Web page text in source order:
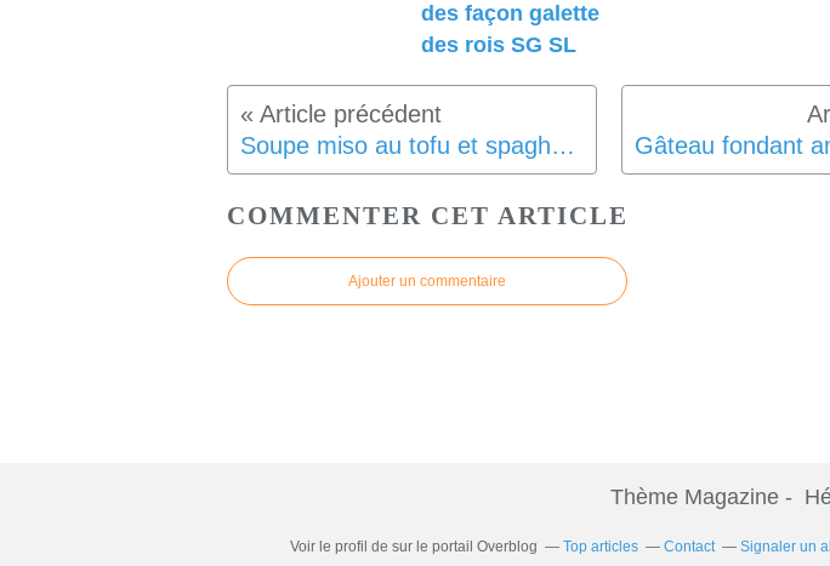
des façon galette
des rois SG SL
Soupe miso au tofu et spaghetti de sarrasin SG SL Vegan
COMMENTER CET ARTICLE
Ajouter un commentaire
Thème Magazine -
Voir le profil de sur le portail Overblog Top articles Contact Signaler un